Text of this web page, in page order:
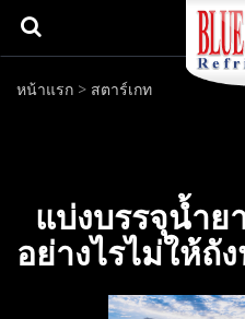
หน้าแรก > สตาร์เกท
แบ่งบรรจุน้ำย
อย่างไรไม่ให้ถั